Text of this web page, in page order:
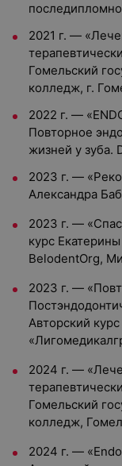
2021 г. —
Гомельский
колледж, г.
2022 г. —
Повторное
жизней у зуба.
2023 г. —
Александра
2023 г. —
курс
BelodentOrg,
2023 г. —
Авторский
2024 г. —
Гомельский
колледж,
2024 г. —